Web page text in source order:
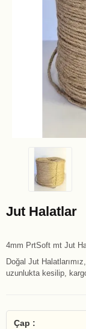
Jut Halatlar
4mm PrtSoft mt Jut
Doğal Jut
uzunlukta kesilip,
Çap :